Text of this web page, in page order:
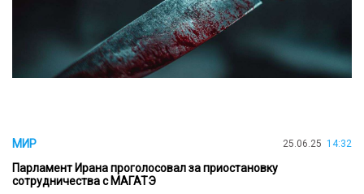
МИР 25.06.25 14:32
Парламент Ирана проголосовал за приостановку
сотрудничества с МАГАТЭ